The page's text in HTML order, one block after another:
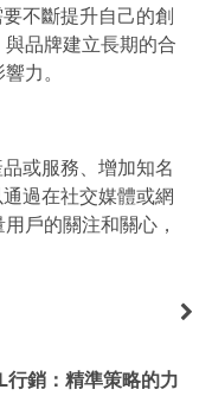
不斷提升自己的創
品牌建立長期的合
力。
或服務、增加知名
過在社交媒體或網
戶的關注和關心，
行銷：精準策略的力